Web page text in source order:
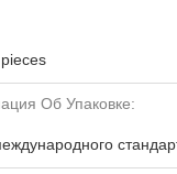
Об Упаковке: